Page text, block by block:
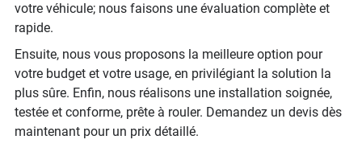
votre véhicule; nous faisons une évaluation complète et
rapide.
Ensuite, nous vous proposons la meilleure option pour
votre budget et votre usage, en privilégiant la solution la
plus sûre. Enfin, nous réalisons une installation soignée,
testée et conforme, prête à rouler. Demandez un devis dès
maintenant pour un prix détaillé.